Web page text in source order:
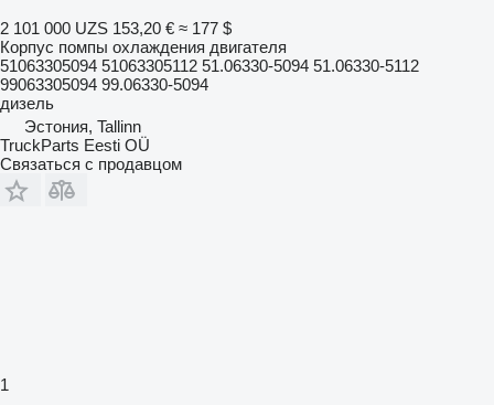
2 101 000 UZS 153,20 € ≈ 177 $
Корпус помпы охлаждения двигателя
51063305094 51063305112 51.06330-5094 51.06330-5112
99063305094 99.06330-5094
дизель
Эстония, Tallinn
TruckParts Eesti OÜ
Связаться с продавцом
1